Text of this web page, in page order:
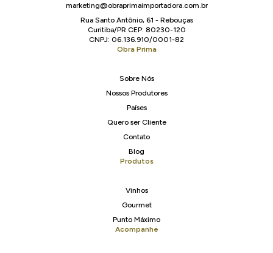
marketing@obraprimaimportadora.com.br
Rua Santo Antônio, 61 - Rebouças
Curitiba/PR CEP: 80230-120
CNPJ: 06.136.910/0001-82
Obra Prima
Sobre Nós
Nossos Produtores
Países
Quero ser Cliente
Contato
Blog
Produtos
Vinhos
Gourmet
Punto Máximo
Acompanhe